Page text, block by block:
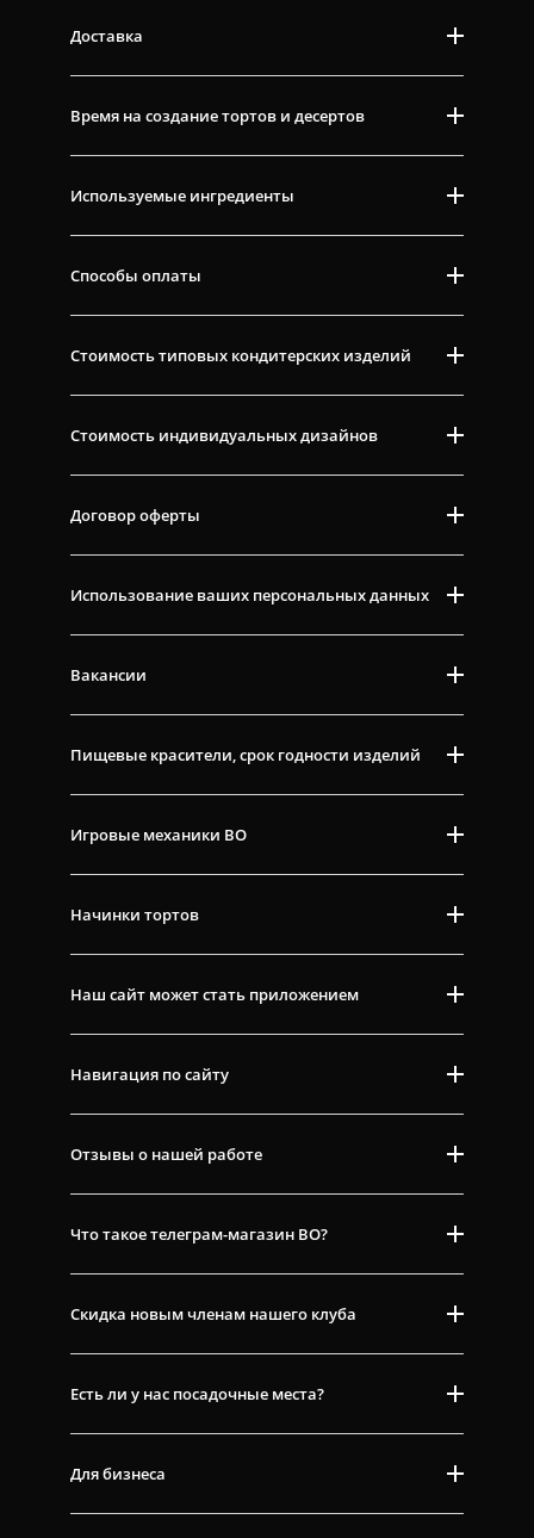
Доставка
Время на создание тортов и десертов
Используемые ингредиенты
Способы оплаты
Стоимость типовых кондитерских изделий
Стоимость индивидуальных дизайнов
Договор оферты
Использование ваших персональных данных
Вакансии
Пищевые красители, срок годности изделий
Игровые механики ВО
Начинки тортов
Наш сайт может стать приложением
Навигация по сайту
Отзывы о нашей работе
Что такое телеграм-магазин ВО?
Скидка новым членам нашего клуба
Есть ли у нас посадочные места?
Для бизнеса